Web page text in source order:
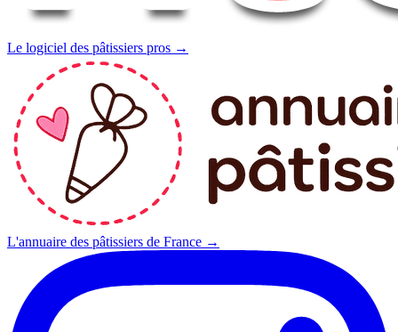
Le logiciel des pâtissiers pros →
L'annuaire des pâtissiers de France →